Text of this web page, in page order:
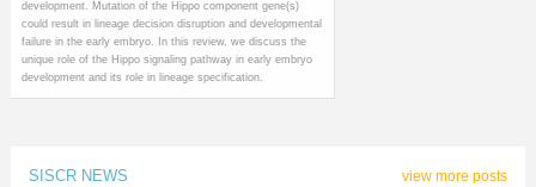
development. Mutation of the Hippo component gene(s)
could result in lineage decision disruption and developmental
failure in the early embryo. In this review, we discuss the
unique role of the Hippo signaling pathway in early embryo
development and its role in lineage specification.
view more posts
SISCR NEWS